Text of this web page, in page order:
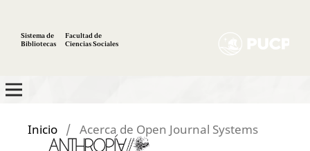
Sistema de
Bibliotecas
Facultad de
Ciencias Sociales
Inicio / Acerca de Open Journal Systems